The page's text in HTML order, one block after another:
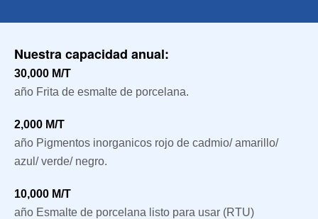
Nuestra capacidad anual:
30,000 M/T
año Frita de esmalte de porcelana.
2,000 M/T
año Pigmentos inorganicos rojo de cadmio/ amarillo/
azul/ verde/ negro.
10,000 M/T
año Esmalte de porcelana listo para usar (RTU)